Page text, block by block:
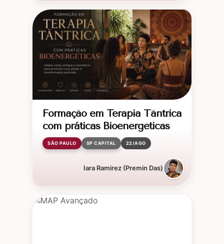
Formação em Terapia Tântrica
com práticas Bioenergéticas
SÃO PAULO SP CAPITAL 22/AGO
Iara Ramirez (Premin Das)